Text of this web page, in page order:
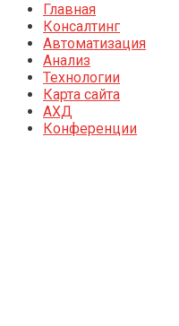
Главная
Консалтинг
Автоматизация
Анализ
Технологии
Карта сайта
АХД
Конференции